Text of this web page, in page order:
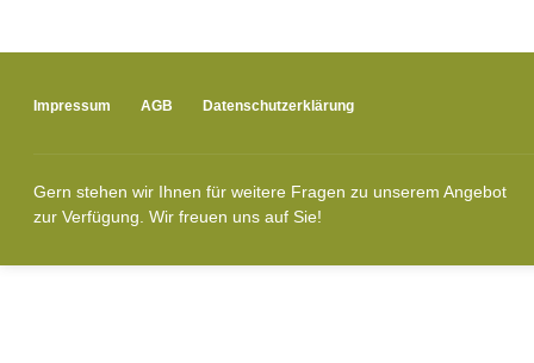
Impressum AGB Datenschutzerklärung
Gern stehen wir Ihnen für weitere Fragen zu unserem Angebot
zur Verfügung. Wir freuen uns auf Sie!